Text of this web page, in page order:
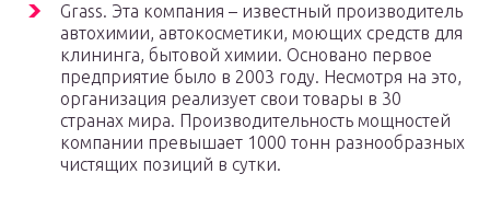
Grass. Эта компания – известный производитель
автохимии, автокосметики, моющих средств для
клининга, бытовой химии. Основано первое
предприятие было в 2003 году. Несмотря на это,
организация реализует свои товары в 30
странах мира. Производительность мощностей
компании превышает 1000 тонн разнообразных
чистящих позиций в сутки.